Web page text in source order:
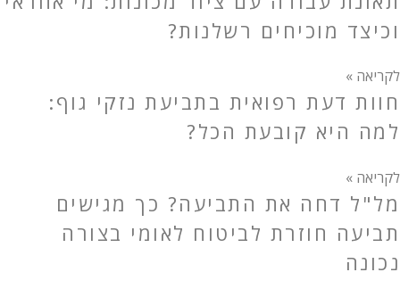
וכיצד מוכיחים רשלנות?
לקריאה »
חוות דעת רפואית בתביעת נזקי גוף:
למה היא קובעת הכל?
לקריאה »
מל"ל דחה את התביעה? כך מגישים
תביעה חוזרת לביטוח לאומי בצורה
נכונה